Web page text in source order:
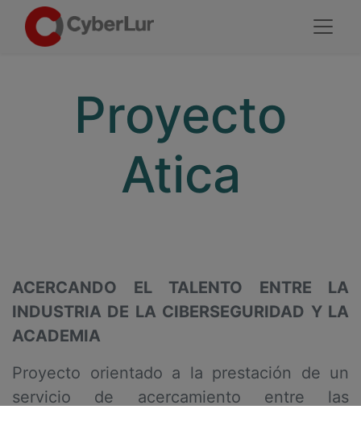
Proyecto
Atica
ACERCANDO EL TALENTO ENTRE LA
INDUSTRIA DE LA CIBERSEGURIDAD Y LA
ACADEMIA
Proyecto orientado a la prestación de un
servicio de acercamiento entre las